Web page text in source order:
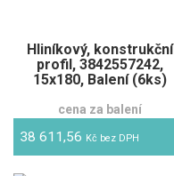
Hliníkový, konstrukční
profil, 3842557242,
15x180, Balení (6ks)
cena za balení
38 611,56 Kč bez DPH